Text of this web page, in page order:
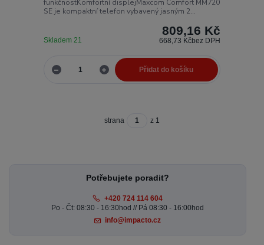
funkčnostKomfortní displejMaxcom Comfort MM720
SE je kompaktní telefon vybavený jasným 2...
809,16 Kč
668,73 Kčbez DPH
Skladem 21
Přidat do košíku
strana z 1
Potřebujete poradit?
+420 724 114 604
Po - Čt: 08:30 - 16:30hod // Pá 08:30 - 16:00hod
info@impacto.cz